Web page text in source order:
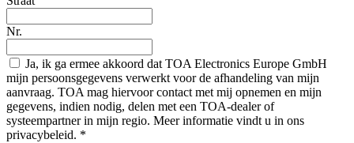
Nr.
Ja, ik ga ermee akkoord dat TOA Electronics Europe GmbH
mijn persoonsgegevens verwerkt voor de afhandeling van mijn
aanvraag. TOA mag hiervoor contact met mij opnemen en mijn
gegevens, indien nodig, delen met een TOA-dealer of
systeempartner in mijn regio. Meer informatie vindt u in ons
privacybeleid. *